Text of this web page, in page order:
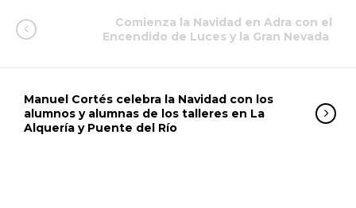
Comienza la Navidad en Adra con el
Encendido de Luces y la Gran Nevada
Manuel Cortés celebra la Navidad con los
alumnos y alumnas de los talleres en La
Alquería y Puente del Río